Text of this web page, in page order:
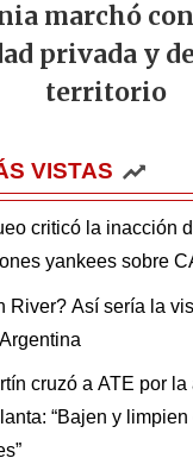
marchó
privada y
territorio
VISTAS
criticó la inacción
yankees sobre
River? Así sería la
cruzó a ATE por la
“Bajen y